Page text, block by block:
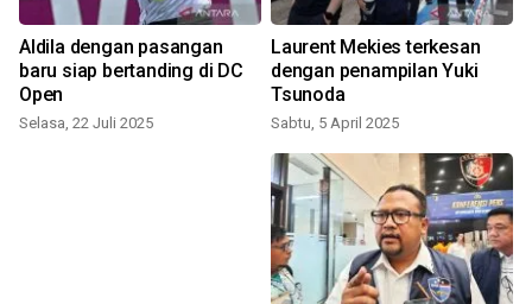
Aldila dengan pasangan
baru siap bertanding di DC
Open
Selasa, 22 Juli 2025
Laurent Mekies terkesan
dengan penampilan Yuki
Tsunoda
Sabtu, 5 April 2025